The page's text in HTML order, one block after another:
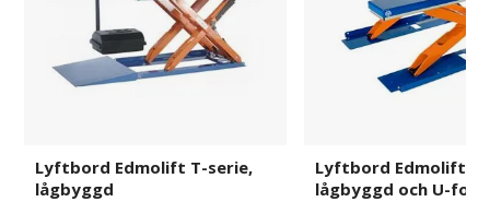
lågbyggd
Lyftbord Edmolift T-serie,
lågbyggd
lågbyggd
Lyftbord Edmolift C-
lågbyggd och U-